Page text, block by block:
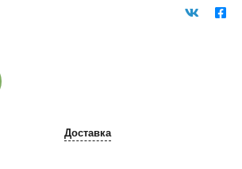
Доставка